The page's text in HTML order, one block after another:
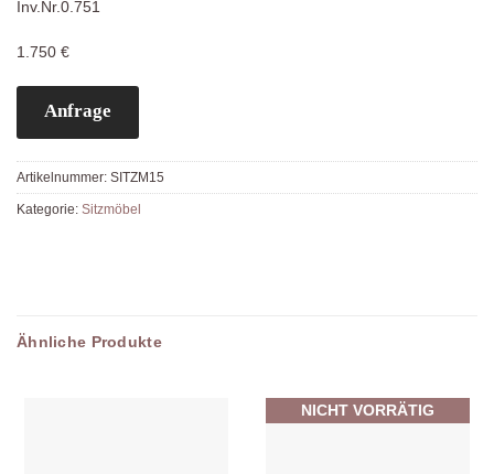
Inv.Nr.0.751
1.750 €
Anfrage
Artikelnummer: SITZM15
Kategorie: Sitzmöbel
Ähnliche Produkte
NICHT VORRÄTIG